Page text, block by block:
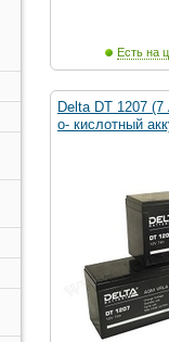
Есть на
Delta DT 1207
о- кислотный